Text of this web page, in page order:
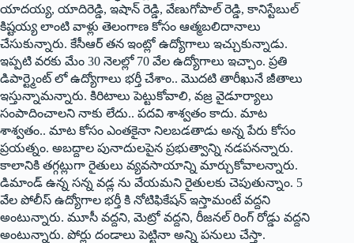
యాద‌య్య‌, యాదిరెడ్డి, ఇషాన్ రెడ్డి, వేణుగోపాల్ రెడ్డి, కానిస్టేబుల్
కిష్ట‌య్య లాంటి వాళ్లు తెలంగాణ కోసం ఆత్మ‌బ‌లిదానాలు
చేసుకున్నారు. కేసీఆర్ త‌న ఇంట్లో ఉద్యోగాలు ఇచ్చుకున్నాడు.
ఇప్ప‌టి వ‌ర‌కు మేం 30 నెల‌ల్లో 70 వేల ఉద్యోగాలు ఇచ్చాం. ప్ర‌తి
డిపార్ట్మెంట్ లో ఉద్యోగాలు భ‌ర్తీ చేశాం.. మొద‌టి తారీఖునే జీతాలు
ఇస్తున్నామ‌న్నారు. కిరిటాలు పెట్టుకోవాలి, వ‌జ్ర వైడూర్యాలు
సంపాదించాల‌ని నాకు లేదు.. ప‌ద‌వి శాశ్వ‌తం కాదు. మాట
శాశ్వ‌తం.. మాట కోసం ఎంత‌కైనా నిల‌బ‌డ‌తాడు అన్న పేరు కోసం
ప్ర‌య‌త్నం. అబ‌ద్దాల పునాదుల‌పైన ప్ర‌భుత్వాన్ని న‌డ‌ప‌న‌న్నారు.
కాలానికి త‌గ్గ‌ట్లుగా రైతులు వ్యవ‌సాయాన్ని మార్చుకోవాల‌న్నారు.
డిమాండ్ ఉన్న స‌న్న వ‌డ్ల ను వేయమ‌ని రైతుల‌కు చెపుతున్నాం. 5
వేల పోలీస్ ఉద్యోగాల భ‌ర్తీ కి నోటిఫికేష‌న్ ఇస్తామంటే వ‌ద్ద‌ని
అంటున్నారు. మూసీ వ‌ద్ద‌ని, మెట్రో వ‌ద్ద‌ని, రీజ‌న‌ల్ రింగ్ రోడ్డు వ‌ద్ద‌ని
అంటున్నారు. పోర్లు దండాలు పెట్టినా అన్ని ప‌నులు చేస్తా.